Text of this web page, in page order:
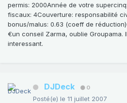
permis: 2000Année de votre
fiscaux: 4Couverture: responsabilité
bonus/malus: 0.63 (coeff de
€un conseil Zarma, oublie Groupama.
interessant.
DJDeck 0
Posté(e) le 11 juillet 2007